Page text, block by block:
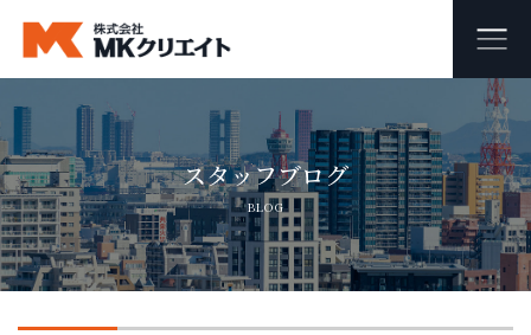
ホーム
MKクリエイトのワンストップ自社施工
ビル・マンション・商業施設の大規模修繕工事
外壁塗装・防水工事
スタッフブログ
BLOG